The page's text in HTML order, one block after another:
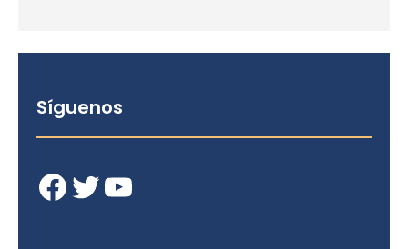
Síguenos
Facebook Twitter YouTube